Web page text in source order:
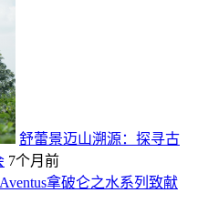
舒蕾景迈山溯源：探寻古
7个月前
拿破仑之水系列致献